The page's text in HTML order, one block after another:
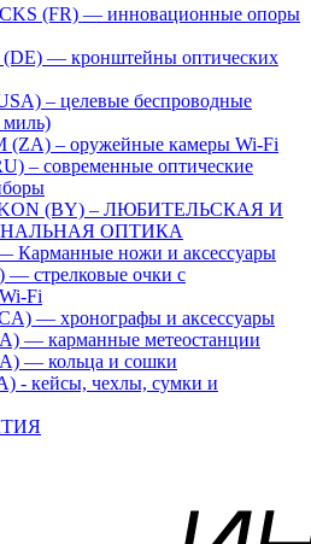
(FR) — инновационные опоры
— кронштейны оптических
– целевые беспроводные
миль)
(ZA) – оружейные камеры Wi-Fi
– современные оптические
(BY) – ЛЮБИТЕЛЬСКАЯ И
ОПТИКА
Карманные ножи и аксессуары
стрелковые очки с
Fi
— хронографы и аксессуары
— карманные метеостанции
— кольца и сошки
- кейсы, чехлы, сумки и